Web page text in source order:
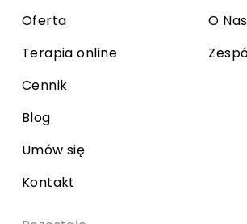
Oferta
Terapia online
Cennik
Blog
Umów się
Kontakt
O Nas